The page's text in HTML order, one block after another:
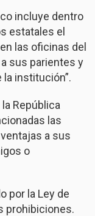
incluye dentro
estatales el
las oficinas del
sus parientes y
institución”.
República
las
a sus
o
por la Ley de
prohibiciones.